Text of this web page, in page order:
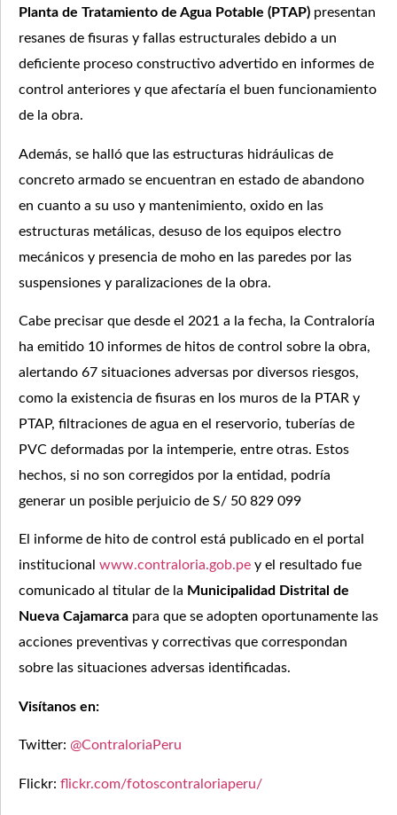
Planta de Tratamiento de Agua Potable (PTAP) presentan
resanes de fisuras y fallas estructurales debido a un
deficiente proceso constructivo advertido en informes de
control anteriores y que afectaría el buen funcionamiento
de la obra.
Además, se halló que las estructuras hidráulicas de
concreto armado se encuentran en estado de abandono
en cuanto a su uso y mantenimiento, oxido en las
estructuras metálicas, desuso de los equipos electro
mecánicos y presencia de moho en las paredes por las
suspensiones y paralizaciones de la obra.
Cabe precisar que desde el 2021 a la fecha, la Contraloría
ha emitido 10 informes de hitos de control sobre la obra,
alertando 67 situaciones adversas por diversos riesgos,
como la existencia de fisuras en los muros de la PTAR y
PTAP, filtraciones de agua en el reservorio, tuberías de
PVC deformadas por la intemperie, entre otras. Estos
hechos, si no son corregidos por la entidad, podría
generar un posible perjuicio de S/ 50 829 099
El informe de hito de control está publicado en el portal
institucional www.contraloria.gob.pe y el resultado fue
comunicado al titular de la Municipalidad Distrital de
Nueva Cajamarca para que se adopten oportunamente las
acciones preventivas y correctivas que correspondan
sobre las situaciones adversas identificadas.
Visítanos en:
Twitter: @ContraloriaPeru
Flickr: flickr.com/fotoscontraloriaperu/